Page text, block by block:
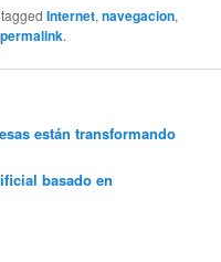
Internet,navegacion,
permalink.
están transformando
basado en